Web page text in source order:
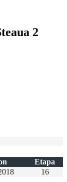
2
Etapa
16